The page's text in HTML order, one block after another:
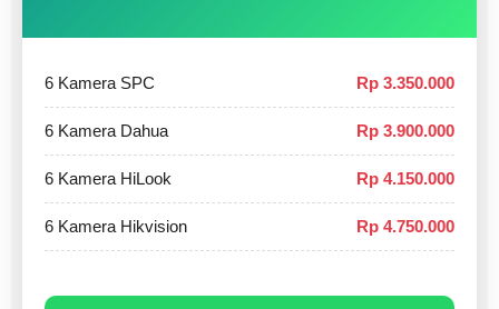
6 Kamera SPC Rp 3.350.000
6 Kamera Dahua Rp 3.900.000
6 Kamera HiLook Rp 4.150.000
6 Kamera Hikvision Rp 4.750.000